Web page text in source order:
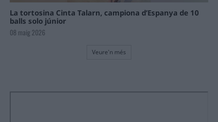
La tortosina Cinta Talarn, campiona d’Espanya de 10
balls solo júnior
08 maig 2026
Veure'n més